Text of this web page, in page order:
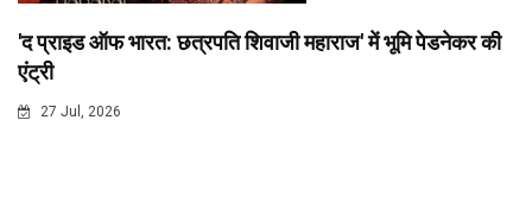
'द प्राइड ऑफ भारत: छत्रपति शिवाजी महाराज' में भूमि पेडनेकर की
एंट्री
27 Jul, 2026